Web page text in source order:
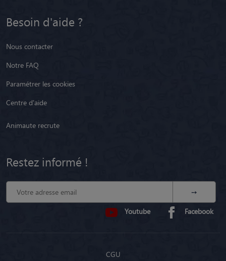
Besoin d'aide ?
Nous contacter
Notre FAQ
Paramétrer les cookies
Centre d'aide
Animaute recrute
Restez informé !
Youtube Facebook
CGU